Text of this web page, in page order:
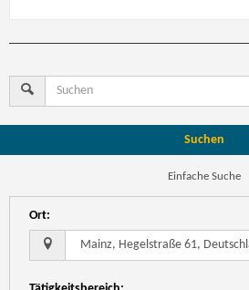
Suchen
Einfache Suche
Ort: